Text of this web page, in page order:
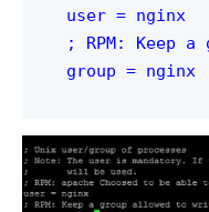
user = nginx
; RPM: Keep
group = nginx